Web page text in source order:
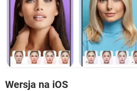
Wersja na iOS